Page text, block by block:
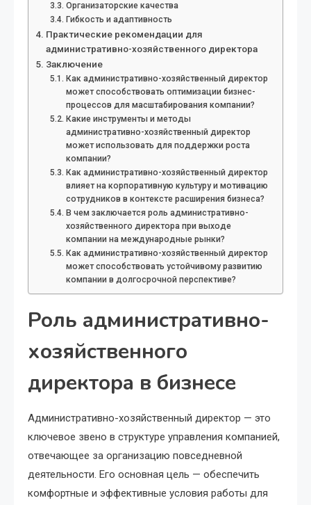
Организаторские качества
Гибкость и адаптивность
Практические рекомендации для
административно-хозяйственного директора
Заключение
Как административно-хозяйственный директор
может способствовать оптимизации бизнес-
процессов для масштабирования компании?
Какие инструменты и методы
административно-хозяйственный директор
может использовать для поддержки роста
компании?
Как административно-хозяйственный директор
влияет на корпоративную культуру и мотивацию
сотрудников в контексте расширения бизнеса?
В чем заключается роль административно-
хозяйственного директора при выходе
компании на международные рынки?
Как административно-хозяйственный директор
может способствовать устойчивому развитию
компании в долгосрочной перспективе?
Роль административно-
хозяйственного
директора в бизнесе
Административно-хозяйственный директор — это
ключевое звено в структуре управления компанией,
отвечающее за организацию повседневной
деятельности. Его основная цель — обеспечить
комфортные и эффективные условия работы для